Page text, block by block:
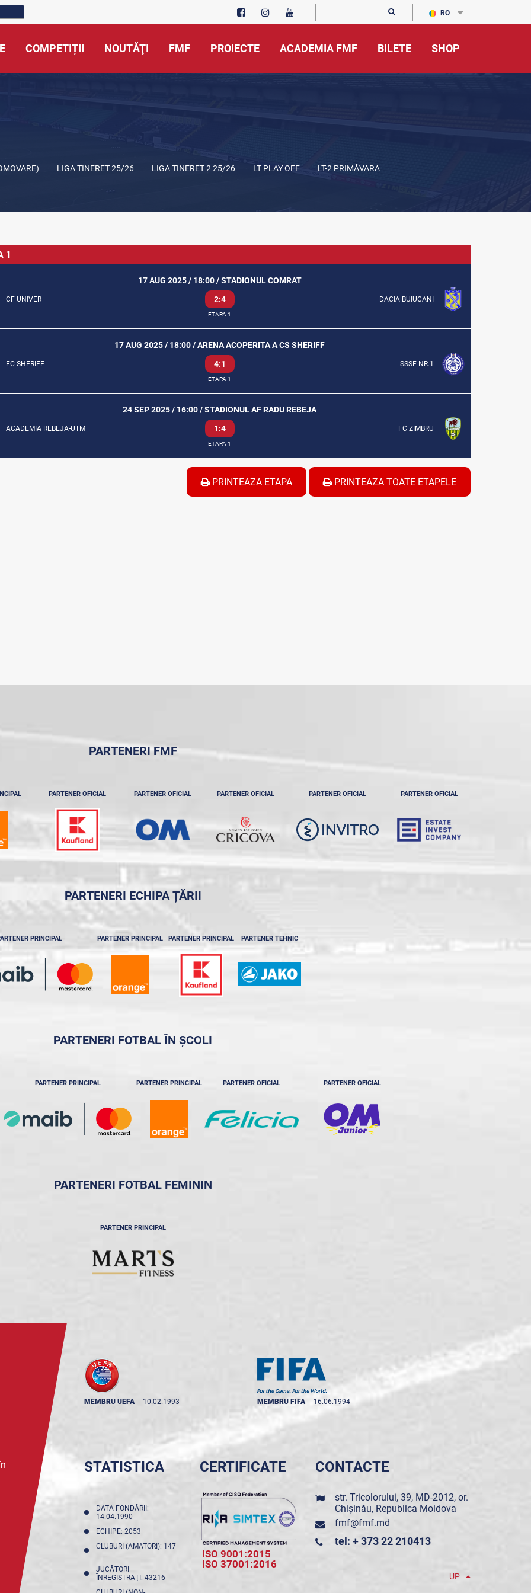
RO
COMPETIȚII NOUTĂŢI FMF PROIECTE ACADEMIA FMF BILETE SHOP
LIGA TINERET 25/26 LIGA TINERET 2 25/26 LT PLAY OFF LT-2 PRIMĂVARA
1
17 AUG 2025 / 18:00 / STADIONUL COMRAT
CF UNIVER 2:4 DACIA BUIUCANI
ETAPA 1
17 AUG 2025 / 18:00 / ARENA ACOPERITA A CS SHERIFF
FC SHERIFF 4:1 ȘSSF NR.1
ETAPA 1
24 SEP 2025 / 16:00 / STADIONUL AF RADU REBEJA
ACADEMIA REBEJA-UTM 1:4 FC ZIMBRU
ETAPA 1
PRINTEAZA ETAPA PRINTEAZA TOATE ETAPELE
PARTENERI FMF
PARTENER OFICIAL PARTENER OFICIAL PARTENER OFICIAL PARTENER OFICIAL PARTENER OFICIAL
PARTENERI ECHIPA ȚĂRII
PRINCIPAL PARTENER PRINCIPAL PARTENER PRINCIPAL PARTENER TEHNIC
PARTENERI FOTBAL ÎN ȘCOLI
PARTENER PRINCIPAL PARTENER PRINCIPAL PARTENER OFICIAL PARTENER OFICIAL
PARTENERI FOTBAL FEMININ
PARTENER PRINCIPAL
MEMBRU UEFA -- 10.02.1993 MEMBRU FIFA -- 16.06.1994
STATISTICA
DATA FONDĂRII:
14.04.1990
ECHIPE: 2053
CLUBURI (AMATORI): 147
JUCĂTORI
ÎNREGISTRAŢI: 43216
CERTIFICATE
ISO 9001:2015
ISO 37001:2016
CONTACTE
str. Tricolorului, 39, MD-2012, or.
Chișinău, Republica Moldova
fmf@fmf.md
tel: + 373 22 210413
UP